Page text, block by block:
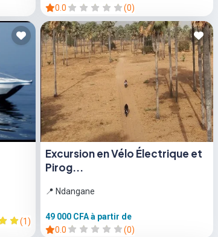
0.0
(0)
(1)
Excursion en Vélo Électrique et
Pirog...
📍 Ndangane
49 000 CFAà partir de
0.0
(0)